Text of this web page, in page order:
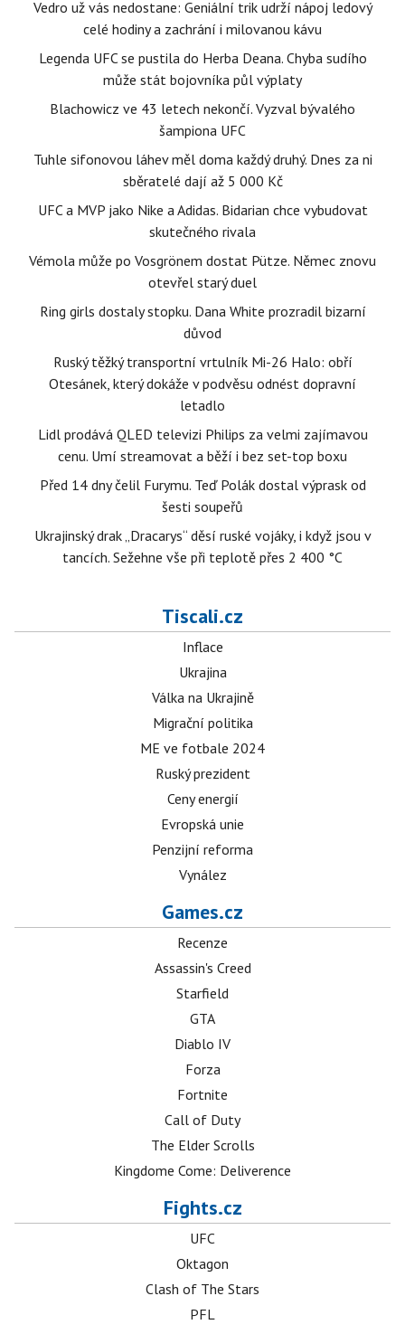
Vedro už vás nedostane: Geniální trik udrží nápoj ledový
celé hodiny a zachrání i milovanou kávu
Legenda UFC se pustila do Herba Deana. Chyba sudího
může stát bojovníka půl výplaty
Blachowicz ve 43 letech nekončí. Vyzval bývalého
šampiona UFC
Tuhle sifonovou láhev měl doma každý druhý. Dnes za ni
sběratelé dají až 5 000 Kč
UFC a MVP jako Nike a Adidas. Bidarian chce vybudovat
skutečného rivala
Vémola může po Vosgrönem dostat Pütze. Němec znovu
otevřel starý duel
Ring girls dostaly stopku. Dana White prozradil bizarní
důvod
Ruský těžký transportní vrtulník Mi-26 Halo: obří
Otesánek, který dokáže v podvěsu odnést dopravní
letadlo
Lidl prodává QLED televizi Philips za velmi zajímavou
cenu. Umí streamovat a běží i bez set-top boxu
Před 14 dny čelil Furymu. Teď Polák dostal výprask od
šesti soupeřů
Ukrajinský drak „Dracarys“ děsí ruské vojáky, i když jsou v
tancích. Sežehne vše při teplotě přes 2 400 °C
Tiscali.cz
Inflace
Ukrajina
Válka na Ukrajině
Migrační politika
ME ve fotbale 2024
Ruský prezident
Ceny energií
Evropská unie
Penzijní reforma
Vynález
Games.cz
Recenze
Assassin's Creed
Starfield
GTA
Diablo IV
Forza
Fortnite
Call of Duty
The Elder Scrolls
Kingdome Come: Deliverence
Fights.cz
UFC
Oktagon
Clash of The Stars
PFL